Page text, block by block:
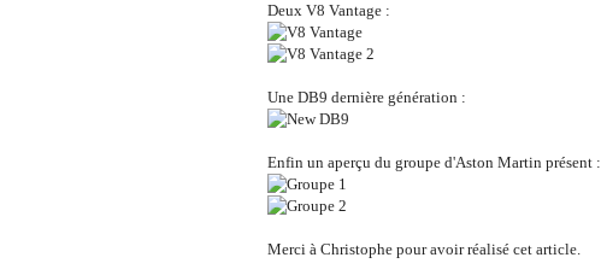
Deux V8 Vantage :
Une DB9 dernière génération :
Enfin un aperçu du groupe d'Aston Martin présent :
Merci à Christophe pour avoir réalisé cet article.